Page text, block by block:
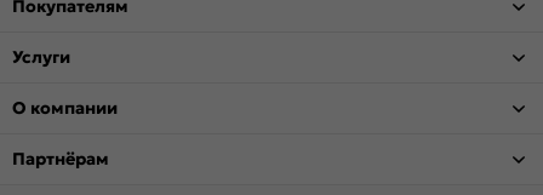
Покупателям
Услуги
О компании
Партнёрам